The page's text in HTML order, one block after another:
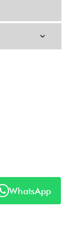
WhatsApp